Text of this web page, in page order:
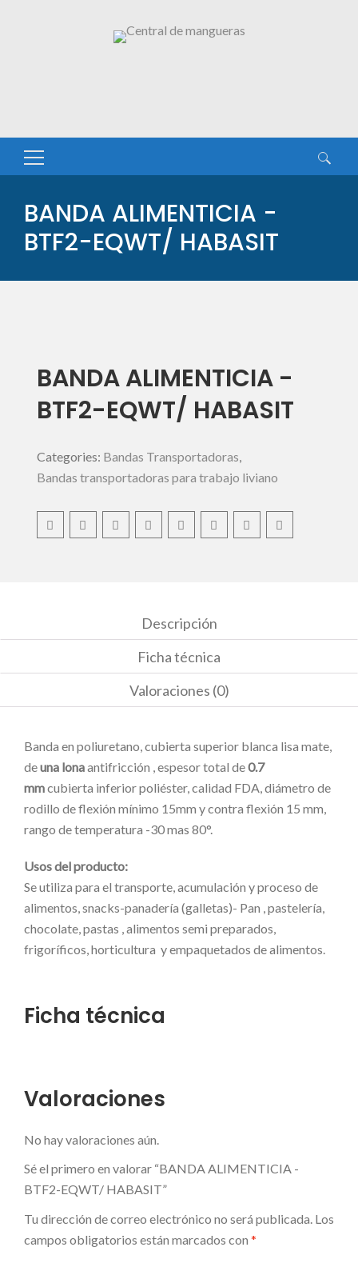
Buscar:
BANDA ALIMENTICIA -
BTF2-EQWT/ HABASIT
BANDA ALIMENTICIA -
BTF2-EQWT/ HABASIT
Categories: Bandas Transportadoras,
Bandas transportadoras para trabajo liviano
Descripción
Ficha técnica
Valoraciones (0)
Banda en poliuretano, cubierta superior blanca lisa mate,
deuna lonaantifricción , espesor total de0.7
mmcubierta inferior poliéster, calidad FDA, diámetro de
rodillo de flexión mínimo 15mm y contra flexión 15 mm,
rango de temperatura -30 mas 80°.
Usos del producto:
Se utiliza para el transporte, acumulación y proceso de
alimentos, snacks-panadería (galletas)- Pan , pastelería,
chocolate, pastas , alimentos semi preparados,
frigoríficos, horticultura y empaquetados de alimentos.
Ficha técnica
Valoraciones
No hay valoraciones aún.
Sé el primero en valorar “BANDA ALIMENTICIA -
BTF2-EQWT/ HABASIT”
Tu dirección de correo electrónico no será publicada. Los
campos obligatorios están marcados con *